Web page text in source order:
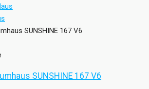
SUNSHINE 167 V6